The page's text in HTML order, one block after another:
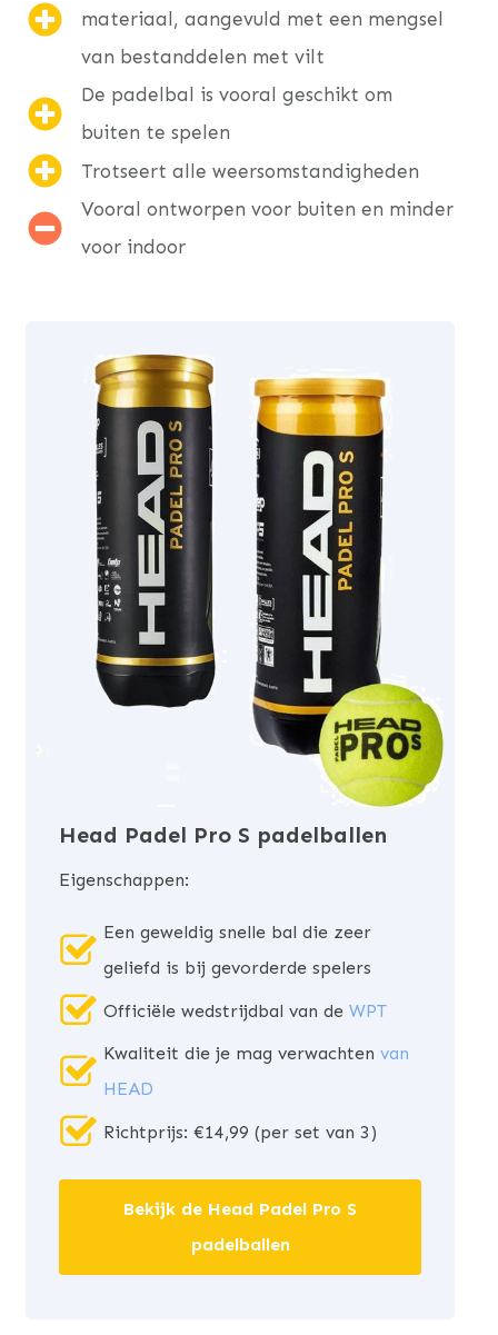
materiaal, aangevuld met een mengsel
van bestanddelen met vilt
De padelbal is vooral geschikt om
buiten te spelen
Trotseert alle weersomstandigheden
Vooral ontworpen voor buiten en minder
voor indoor
Head Padel Pro S padelballen
Eigenschappen:
Een geweldig snelle bal die zeer
geliefd is bij gevorderde spelers
Officiële wedstrijdbal van de WPT
Kwaliteit die je mag verwachten van
HEAD
Richtprijs: €14,99 (per set van 3)
Bekijk de Head Padel Pro S
padelballen